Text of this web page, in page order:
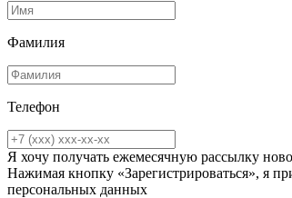
Фамилия
Телефон
Я хочу получать ежемесячную рассылку
Нажимая кнопку «Зарегистрироваться», я
персональных данных